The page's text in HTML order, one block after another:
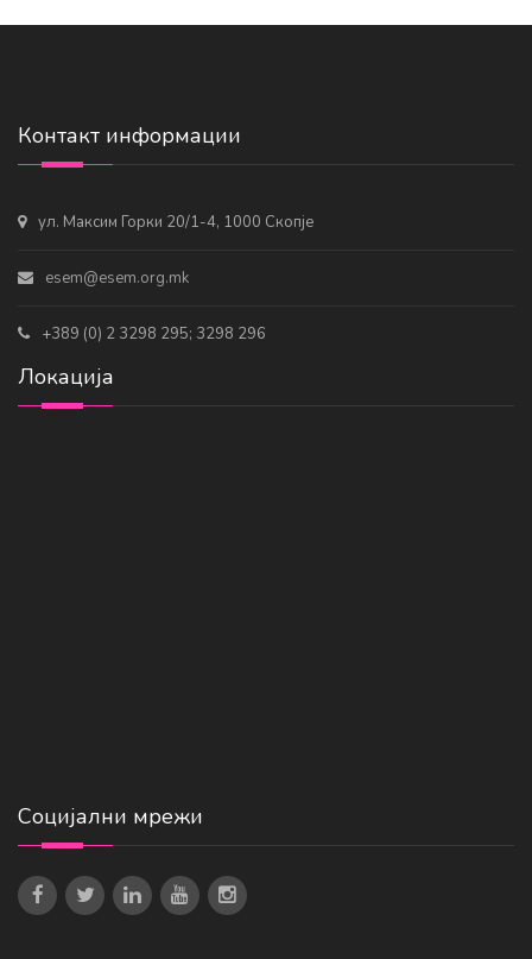
Контакт информации
ул. Максим Горки 20/1-4, 1000 Скопје
esem@esem.org.mk
+389 (0) 2 3298 295; 3298 296
Локација
Социјални мрежи